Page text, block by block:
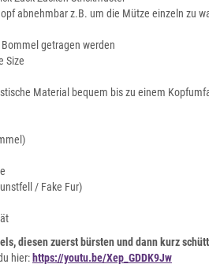
abnehmbar z.B. um die Mütze einzeln zu
getragen werden
Size
Material bequem bis zu einem
/ Fake Fur)
diesen zuerst bürsten und dann kurz
hier: https://youtu.be/Xep_GDDK9Jw